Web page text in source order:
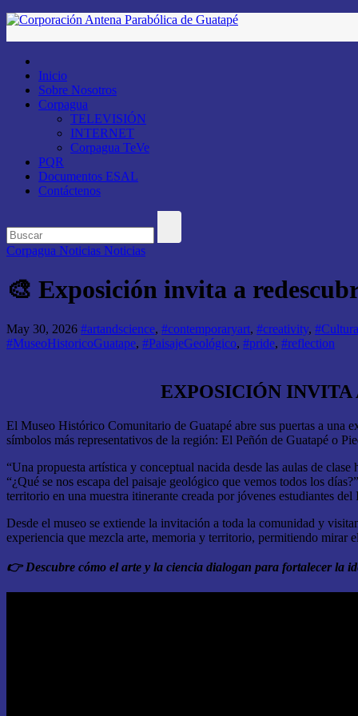
Saltar
Inicio
Sobre Nosotros
Corpagua
TELEVISIÓN
INTERNET
Corpagua TeVe
PQR
Documentos ESAL
Contáctenos
Corpagua Noticias Noticias
🎨 Exposición invita a
May 30, 2026 #artandscience, #contemporaryart, #creativity,
#MuseoHistoricoGuatape, #PaisajeGeológico, #pride, #reflection
EXPOSICIÓN INVITA
El Museo Histórico Comunitario de Guatapé abre sus puertas a una
símbolos más representativos de la región: El Peñón de Guatapé o
“Una propuesta artística y conceptual nacida desde las aulas de
“¿Qué se nos escapa del paisaje geológico que vemos todos los
territorio en una muestra itinerante creada por jóvenes estudiantes
Desde el museo se extiende la invitación a toda la comunidad y
experiencia que mezcla arte, memoria y territorio, permitiendo mirar
👉Descubre cómo el arte y la ciencia dialogan para fortalecer la